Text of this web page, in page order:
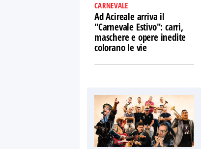
CARNEVALE
Ad Acireale arriva il
"Carnevale Estivo": carri,
maschere e opere inedite
colorano le vie